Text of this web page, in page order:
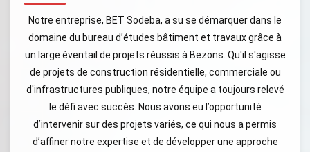
Notre entreprise, BET Sodeba, a su se démarquer dans le
domaine du bureau d’études bâtiment et travaux grâce à
un large éventail de projets réussis à Bezons. Qu'il s'agisse
de projets de construction résidentielle, commerciale ou
d'infrastructures publiques, notre équipe a toujours relevé
le défi avec succès. Nous avons eu l’opportunité
d’intervenir sur des projets variés, ce qui nous a permis
d’affiner notre expertise et de développer une approche